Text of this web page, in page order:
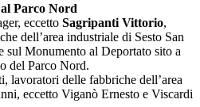
Parco Nord
eccetto Sagripanti Vittorio,
dell’area industriale di Sesto San
sul Monumento al Deportato sito a
del Parco Nord.
lavoratori delle fabbriche dell’area
eccetto Viganò Ernesto e Viscardi